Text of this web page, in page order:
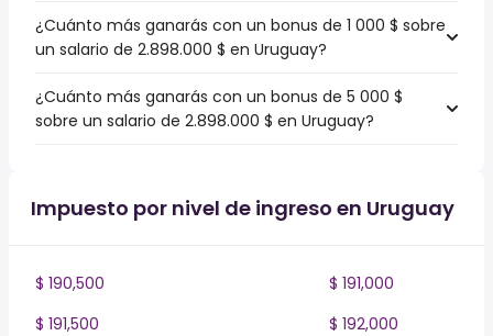
¿Cuánto más ganarás con un bonus de 1 000 $ sobre
un salario de 2.898.000 $ en Uruguay?
¿Cuánto más ganarás con un bonus de 5 000 $
sobre un salario de 2.898.000 $ en Uruguay?
Impuesto por nivel de ingreso en Uruguay
$ 190,500
$ 191,000
$ 191,500
$ 192,000